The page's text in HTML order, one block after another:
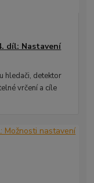
díl: Nastavení
hledači, detektor
vrčení a cíle